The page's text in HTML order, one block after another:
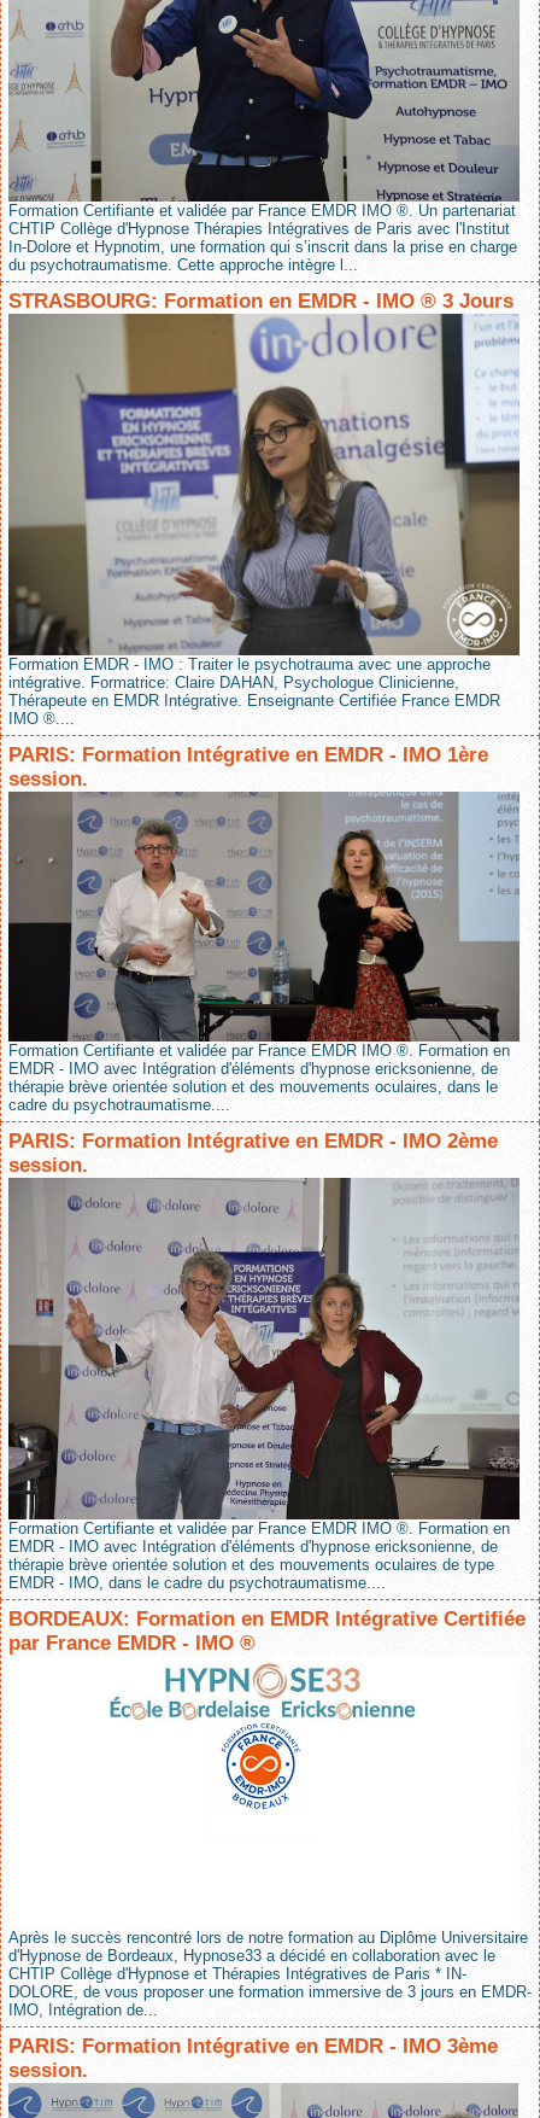
Formation Certifiante et validée par France EMDR IMO ®. Un partenariat
CHTIP Collège d'Hypnose Thérapies Intégratives de Paris avec l'Institut
In-Dolore et Hypnotim, une formation qui s’inscrit dans la prise en charge
du psychotraumatisme. Cette approche intègre l...
STRASBOURG: Formation en EMDR - IMO ® 3 Jours
Formation EMDR - IMO : Traiter le psychotrauma avec une approche
intégrative. Formatrice: Claire DAHAN, Psychologue Clinicienne,
Thérapeute en EMDR Intégrative. Enseignante Certifiée France EMDR
IMO ®....
PARIS: Formation Intégrative en EMDR - IMO 1ère
session.
Formation Certifiante et validée par France EMDR IMO ®. Formation en
EMDR - IMO avec Intégration d'éléments d'hypnose ericksonienne, de
thérapie brève orientée solution et des mouvements oculaires, dans le
cadre du psychotraumatisme....
PARIS: Formation Intégrative en EMDR - IMO 2ème
session.
Formation Certifiante et validée par France EMDR IMO ®. Formation en
EMDR - IMO avec Intégration d'éléments d'hypnose ericksonienne, de
thérapie brève orientée solution et des mouvements oculaires de type
EMDR - IMO, dans le cadre du psychotraumatisme....
BORDEAUX: Formation en EMDR Intégrative Certifiée
par France EMDR - IMO ®
Après le succès rencontré lors de notre formation au Diplôme Universitaire
d'Hypnose de Bordeaux, Hypnose33 a décidé en collaboration avec le
CHTIP Collège d'Hypnose et Thérapies Intégratives de Paris * IN-
DOLORE, de vous proposer une formation immersive de 3 jours en EMDR-
IMO, Intégration de...
PARIS: Formation Intégrative en EMDR - IMO 3ème
session.